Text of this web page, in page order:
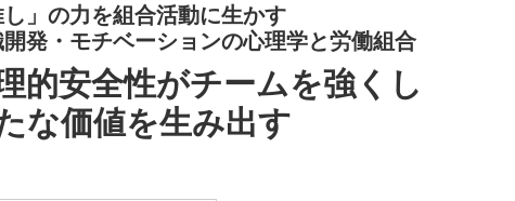
し」の力を組合活動に生かす
発・モチベーションの心理学と労働組合
的安全性がチームを強くし
な価値を生み出す